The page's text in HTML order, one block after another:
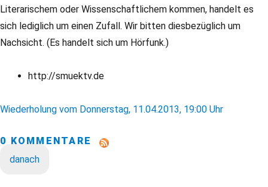
Literarischem oder Wissenschaftlichem kommen, handelt es
sich lediglich um einen Zufall. Wir bitten diesbezüglich um
Nachsicht. (Es handelt sich um Hörfunk.)
http://smuektv.de
Wiederholung vom Donnerstag, 11.04.2013, 19:00 Uhr
0 KOMMENTARE
danach